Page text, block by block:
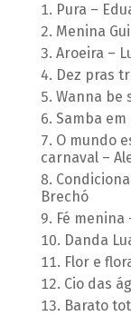
Pura –
Menina
Aroeira –
Dez pras
Wanna be
Samba
O mundo
carnaval –
Brechó
Fé menina
Danda
Flor e
Cio das
Barato